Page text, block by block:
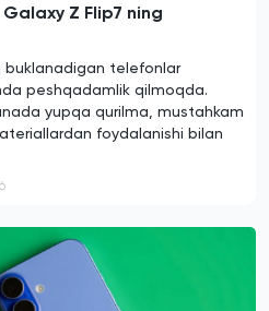
Z Flip7 ning
buklanadigan telefonlar
peshqadamlik qilmoqda.
yupqa qurilma, mustahkam
foydalanishi bilan